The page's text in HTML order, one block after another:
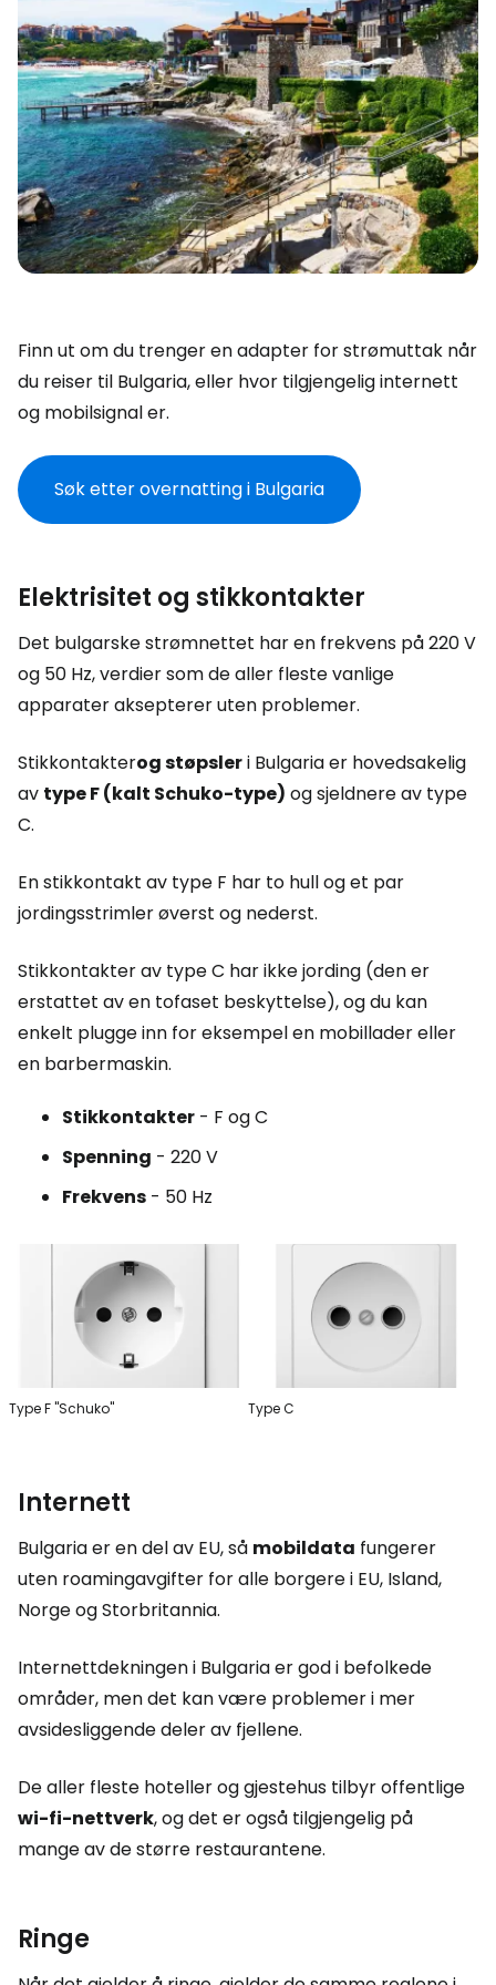
Finn ut om du trenger en adapter for strømuttak når
du reiser til Bulgaria, eller hvor tilgjengelig internett
og mobilsignal er.
Søk etter overnatting i Bulgaria
Elektrisitet og stikkontakter
Det bulgarske strømnettet har en frekvens på 220 V
og 50 Hz, verdier som de aller fleste vanlige
apparater aksepterer uten problemer.
Stikkontakterog støpsleri Bulgaria er hovedsakelig
av type F (kalt Schuko-type) og sjeldnere av type
C.
En stikkontakt av type F har to hull og et par
jordingsstrimler øverst og nederst.
Stikkontakter av type C har ikke jording (den er
erstattet av en tofaset beskyttelse), og du kan
enkelt plugge inn for eksempel en mobillader eller
en barbermaskin.
Stikkontakter - F og C
Spenning - 220 V
Frekvens - 50 Hz
Type F "Schuko" Type C
Internett
Bulgaria er en del av EU, så mobildata fungerer
uten roamingavgifter for alle borgere i EU, Island,
Norge og Storbritannia.
Internettdekningen i Bulgaria er god i befolkede
områder, men det kan være problemer i mer
avsidesliggende deler av fjellene.
De aller fleste hoteller og gjestehus tilbyr offentlige
wi-fi-nettverk, og det er også tilgjengelig på
mange av de større restaurantene.
Ringe